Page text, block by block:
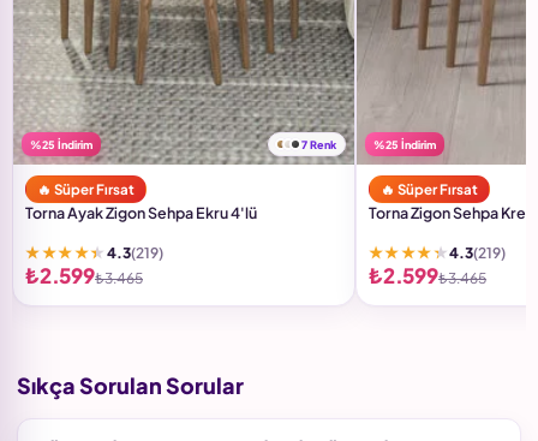
%25 İndirim 7 Renk
🔥 Süper Fırsat
Torna Ayak Zigon Sehpa Ekru 4'lü
★★★★★ 4.3(219)
₺2.599₺3.465
%25 İndirim
🔥 Süper Fırsat
Torna Zigon Sehpa
★★★★★4.3(219)
₺2.599₺3.465
Sıkça Sorulan Sorular